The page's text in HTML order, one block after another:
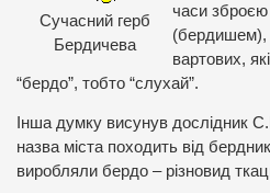
Сучасний герб
Бердичева
часи
(бердишем),
вартових,
“бердо”, тобто “слухай”.
Інша думку висунув дослідник
назва міста походить від
виробляли бердо – різновид